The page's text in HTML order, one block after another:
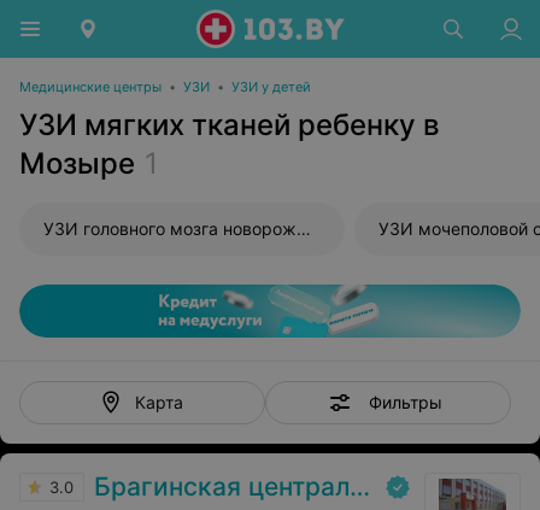
Медицинские центры • УЗИ • УЗИ у детей
УЗИ мягких тканей ребенку в
Мозыре 1
УЗИ головного мозга новорожденного УЗИ мочеполовой
Карта Фильтры
3.0 Брагинская центральная районная больница